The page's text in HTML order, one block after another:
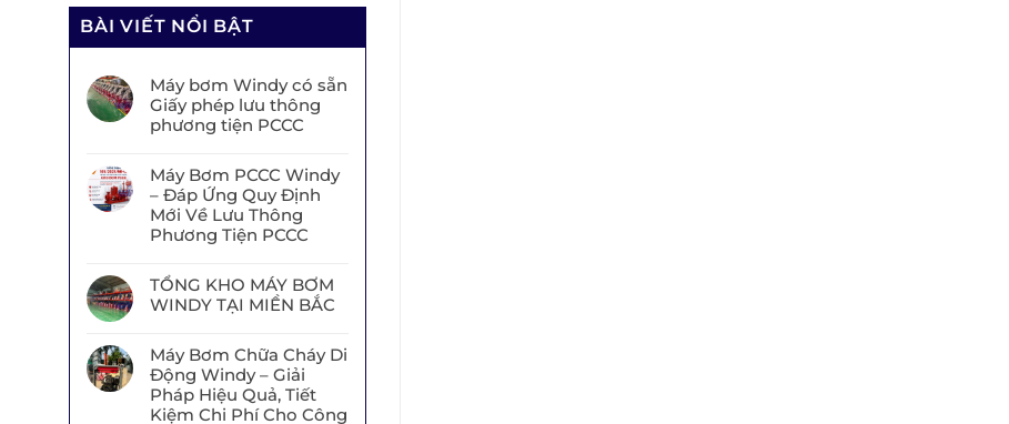
BÀI VIẾT NỔI BẬT
Máy bơm Windy có sẵn
Giấy phép lưu thông
phương tiện PCCC
Máy Bơm PCCC Windy
– Đáp Ứng Quy Định
Mới Về Lưu Thông
Phương Tiện PCCC
TỔNG KHO MÁY BƠM
WINDY TẠI MIỀN BẮC
Máy Bơm Chữa Cháy Di
Động Windy – Giải
Pháp Hiệu Quả, Tiết
Kiệm Chi Phí Cho Công